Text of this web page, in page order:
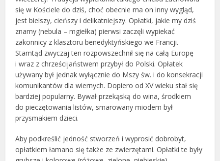
się w Kościele do dziś, choć obecnie ma on inny wygląd,
jest bielszy, cieńszy i delikatniejszy. Opłatki, jakie my dziś
znamy (nebula – mgiełka) pierwsi zaczęli wypiekać
zakonnicy z klasztoru benedyktyńskiego we Francji.
Stamtąd zwyczaj ten rozpowszechnił się na całą Europę
i wraz z chrześcijaństwem przybył do Polski. Opłatek
używany był jednak wyłącznie do Mszy św. i do konsekracji
komunikantów dla wiernych. Dopiero od XV wieku stał się
bardziej popularny. Bywał przekąską do wina, środkiem
do pieczętowania listów, smarowany miodem był
przysmakiem dzieci.
Aby podkreślić jedność stworzeń i wyprosić dobrobyt,
opłatkiem łamano się także ze zwierzętami. Opłatki te były